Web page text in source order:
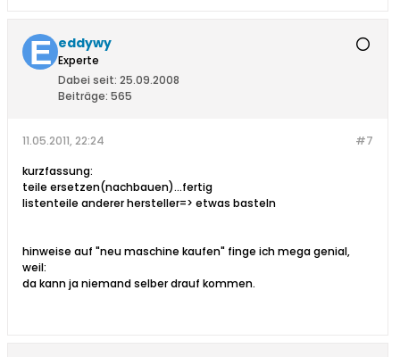
eddywy
Experte
Dabei seit: 25.09.2008
Beiträge: 565
#7
11.05.2011, 22:24
kurzfassung:
teile ersetzen(nachbauen)...fertig
listenteile anderer hersteller=> etwas basteln
hinweise auf "neu maschine kaufen" finge ich mega genial,
weil:
da kann ja niemand selber drauf kommen.